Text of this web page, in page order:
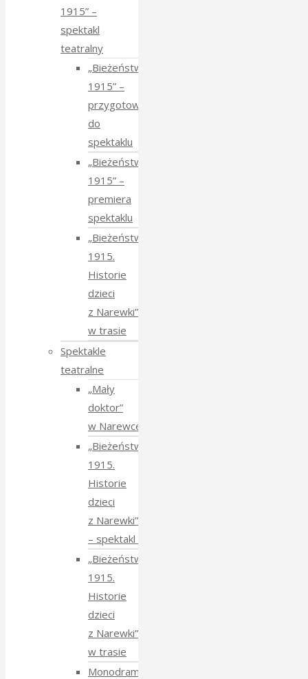
1915” –
spektakl
teatralny
„Bieżeństwo
1915” –
przygotowania
do
spektaklu
„Bieżeństwo
1915” –
premiera
spektaklu
„Bieżeństwo
1915.
Historie
dzieci
z Narewki”
w trasie
Spektakle
teatralne
„Mały
doktor”
w Narewce
„Bieżeństwo
1915.
Historie
dzieci
z Narewki”
⁠–⁠ spektakl teatralny
„Bieżeństwo
1915.
Historie
dzieci
z Narewki”
w trasie
Monodram